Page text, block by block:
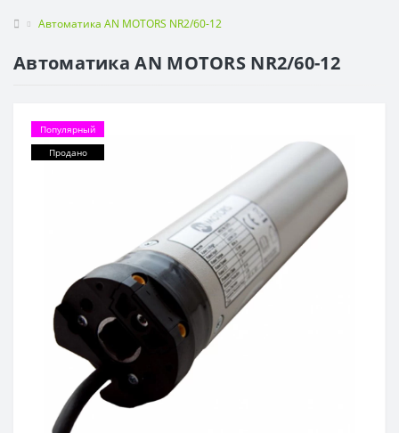
Автоматика АN MOTORS NR2/60-12
Автоматика АN MOTORS NR2/60-12
Популярный
Продано